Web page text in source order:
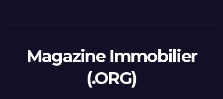
Magazine Immobilier
(.ORG)